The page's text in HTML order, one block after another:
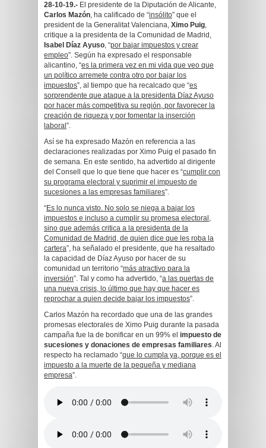
28-10-19.- El presidente de la Diputación de Alicante,
Carlos Mazón, ha calificado de “insólito” que el
president de la Generalitat Valenciana, Ximo Puig,
critique a la presidenta de la Comunidad de Madrid,
Isabel Díaz Ayuso, “por bajar impuestos y crear
empleo”. Según ha expresado el responsable
alicantino, “es la primera vez en mi vida que veo que
un político arremete contra otro por bajar los
impuestos”, al tiempo que ha recalcado que “es
sorprendente que ataque a la presidenta Díaz Ayuso
por hacer más competitiva su región, por favorecer la
creación de riqueza y por fomentar la inserción
laboral ”.
Así se ha expresado Mazón en referencia a las
declaraciones realizadas por Ximo Puig el pasado fin
de semana. En este sentido, ha advertido al dirigente
del Consell que lo que tiene que hacer es “cumplir con
su programa electoral y suprimir el impuesto de
sucesiones a las empresas familiares”.
“Es lo nunca visto. No solo se niega a bajar los
impuestos e incluso a cumplir su promesa electoral,
sino que además critica a la presidenta de la
Comunidad de Madrid, de quien dice que les roba la
cartera”, ha señalado el presidente, que ha resaltado
la capacidad de Díaz Ayuso por hacer de su
comunidad un territorio “más atractivo para la
inversión”. Tal y como ha advertido, “a las puertas de
una nueva crisis, lo último que hay que hacer es
reprochar a quien decide bajar los impuestos”.
Carlos Mazón ha recordado que una de las grandes
promesas electorales de Ximo Puig durante la pasada
campaña fue la de bonificar en un 99% el impuesto de
sucesiones y donaciones de empresas familiares. Al
respecto ha reclamado “que lo cumpla ya, porque es el
impuesto a la muerte de la pequeña y mediana
empresa”.